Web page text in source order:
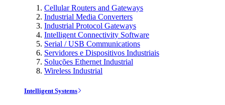
Cellular Routers and Gateways
Industrial Media Converters
Industrial Protocol Gateways
Intelligent Connectivity Software
Serial / USB Communications
Servidores e Dispositivos Industriais
Soluções Ethernet Industrial
Wireless Industrial
Intelligent Systems